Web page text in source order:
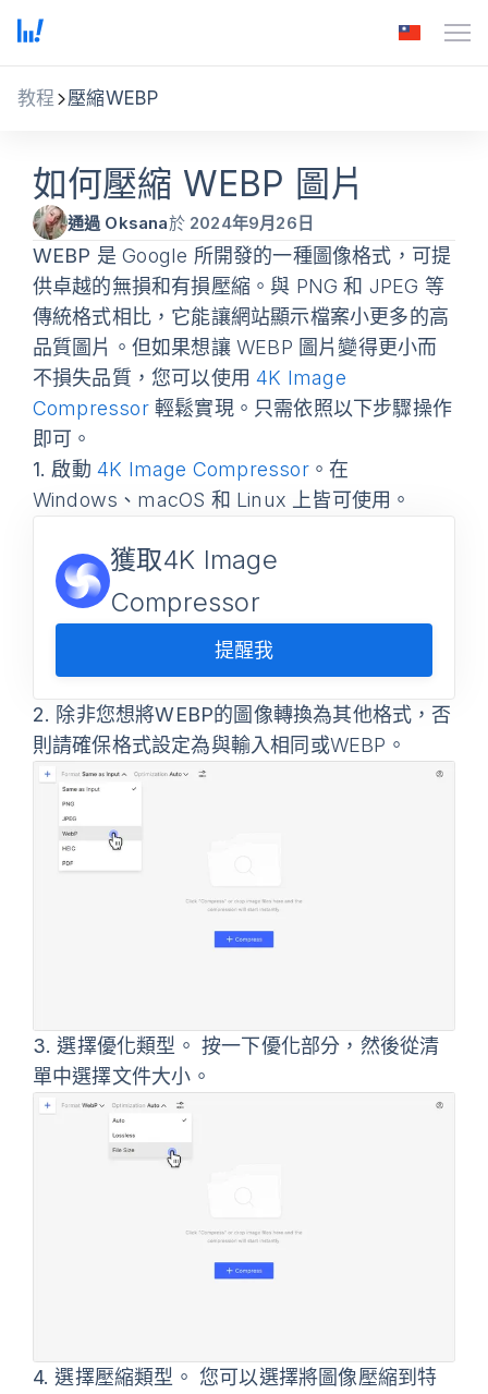
教程 壓縮WEBP
如何壓縮 WEBP 圖片
通過 Oksana於 2024年9月26日
WEBP 是 Google 所開發的一種圖像格式，可提
供卓越的無損和有損壓縮。與 PNG 和 JPEG 等
傳統格式相比，它能讓網站顯示檔案小更多的高
品質圖片。但如果想讓 WEBP 圖片變得更小而
不損失品質，您可以使用4K Image
Compressor輕鬆實現。只需依照以下步驟操作
即可。
1. 啟動4K Image Compressor。在
Windows、macOS 和 Linux 上皆可使用。
獲取4K Image
Compressor
提醒我
2. 除非您想將WEBP的圖像轉換為其他格式，否
則請確保格式設定為與輸入相同或WEBP。
3. 選擇優化類型。 按一下優化部分，然後從清
單中選擇文件大小 。
4. 選擇壓縮類型。 您可以選擇將圖像壓縮到特